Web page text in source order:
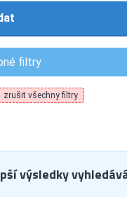
filtry
zrušit všechny filtry
výsledky